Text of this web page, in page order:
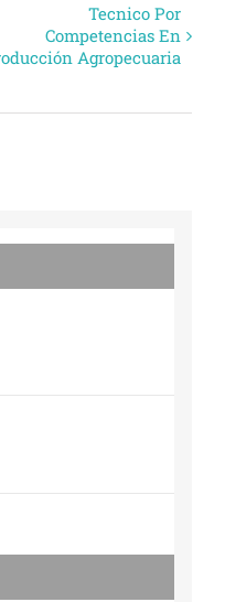
Tecnico Por
Competencias En
Agropecuaria